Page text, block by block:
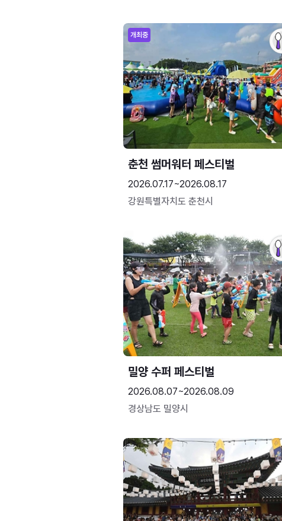
개최중
춘천 썸머워터 페스티벌
2026.07.17~2026.08.17
강원특별자치도 춘천시
밀양 수퍼 페스티벌
2026.08.07~2026.08.09
경상남도 밀양시